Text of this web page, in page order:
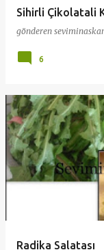
Sihirli Çikolatali
gönderen
6
Radika Salatası